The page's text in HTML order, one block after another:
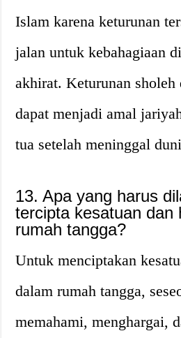
Islam karena keturunan
jalan untuk kebahagiaan
akhirat. Keturunan sholeh
dapat menjadi amal
tua setelah meninggal
13. Apa yang harus
tercipta kesatuan dan
rumah tangga?
Untuk menciptakan
dalam rumah tangga,
memahami, menghargai,